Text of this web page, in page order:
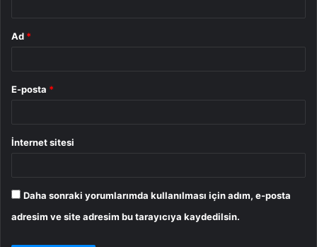
Ad *
E-posta *
İnternet sitesi
Daha sonraki yorumlarımda kullanılması için adım, e-posta
adresim ve site adresim bu tarayıcıya kaydedilsin.